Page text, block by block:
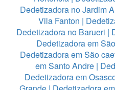
Dedetizadora no Jardim
Vila Fanton |
Dedetizadora no Barueri |
Dedetizadora em
Dedetizadora em São
em Santo Andre|
Dedetizadora em